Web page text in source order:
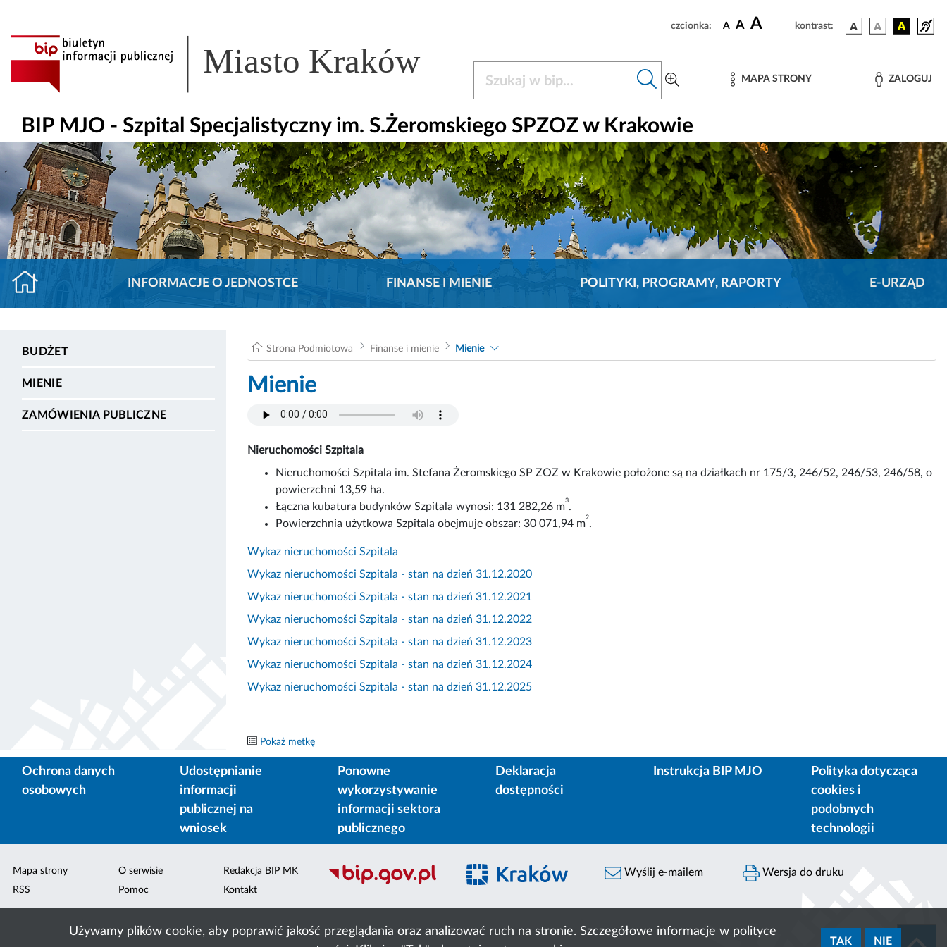
Używamy plików cookie, aby poprawić jakość przeglądania oraz analizować ruch na stronie. Szczegółowe informacje w polityce
TAK NIE
czcionka: A A A kontrast:
Miasto Kraków MAPA STRONY ZALOGUJ
BIP MJO - Szpital Specjalistyczny im. S.Żeromskiego SPZOZ w Krakowie
INFORMACJE O JEDNOSTCE FINANSE I MIENIE POLITYKI, PROGRAMY, RAPORTY E-URZĄD
BUDŻET
MIENIE
ZAMÓWIENIA PUBLICZNE
Strona Podmiotowa Finanse i mienie Mienie
Mienie
Nieruchomości Szpitala
Nieruchomości Szpitala im. Stefana Żeromskiego SP ZOZ w Krakowie położone są na działkach nr 175/3, 246/52, 246/53, 246/58, o
powierzchni 13,59 ha.
Łączna kubatura budynków Szpitala wynosi: 131 282,26 m3.
Powierzchnia użytkowa Szpitala obejmuje obszar: 30 071,94 m2.
Wykaz nieruchomości Szpitala
Wykaz nieruchomości Szpitala - stan na dzień 31.12.2020
Wykaz nieruchomości Szpitala - stan na dzień 31.12.2021
Wykaz nieruchomości Szpitala - stan na dzień 31.12.2022
Wykaz nieruchomości Szpitala - stan na dzień 31.12.2023
Wykaz nieruchomości Szpitala - stan na dzień 31.12.2024
Wykaz nieruchomości Szpitala - stan na dzień 31.12.2025
Pokaż metkę
Ochrona danych
osobowych
Udostępnianie
informacji
publicznej na
wniosek
Ponowne
wykorzystywanie
informacji sektora
publicznego
Deklaracja
dostępności
Instrukcja BIP MJO
Polityka dotycząca
cookies i
podobnych
technologii
Mapa strony
RSS
O serwisie
Pomoc
Redakcja BIP MK
Kontakt
Wyślij e-mailem Wersja do druku